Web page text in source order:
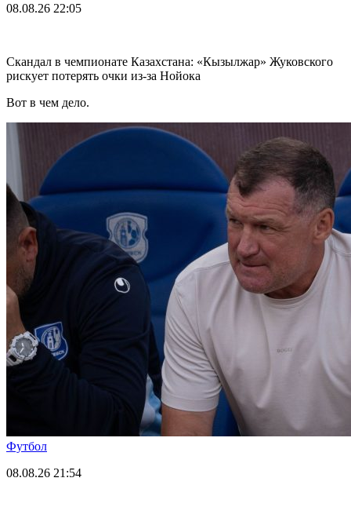
08.08.26 22:05
Скандал в чемпионате Казахстана: «Кызылжар» Жуковского
рискует потерять очки из-за Нойока
Вот в чем дело.
Футбол
08.08.26 21:54